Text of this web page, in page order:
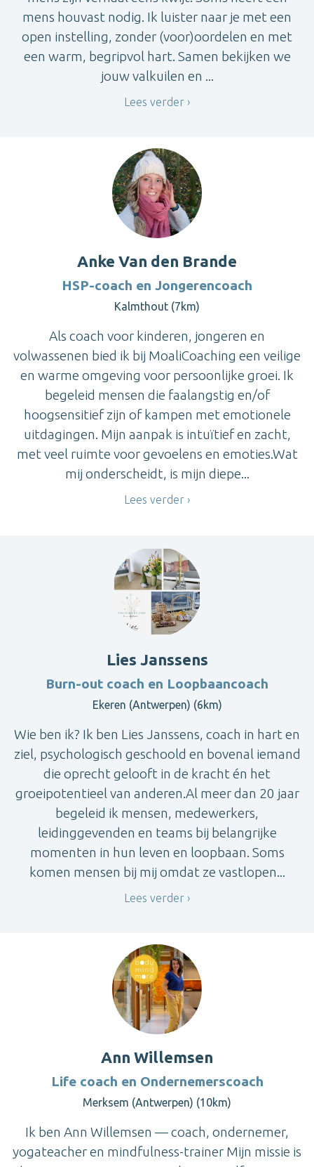
mens houvast nodig. Ik luister naar je met een
open instelling, zonder (voor)oordelen en met
een warm, begripvol hart. Samen bekijken we
jouw valkuilen en ...
Lees verder
Anke Van den Brande
HSP-coach en Jongerencoach
Kalmthout (7km)
Als coach voor kinderen, jongeren en
volwassenen bied ik bij MoaliCoaching een veilige
en warme omgeving voor persoonlijke groei. Ik
begeleid mensen die faalangstig en/of
hoogsensitief zijn of kampen met emotionele
uitdagingen. Mijn aanpak is intuïtief en zacht,
met veel ruimte voor gevoelens en emoties.Wat
mij onderscheidt, is mijn diepe...
Lees verder
Lies Janssens
Burn-out coach en Loopbaancoach
Ekeren (Antwerpen) (6km)
Wie ben ik? Ik ben Lies Janssens, coach in hart en
ziel, psychologisch geschoold en bovenal iemand
die oprecht gelooft in de kracht én het
groeipotentieel van anderen.Al meer dan 20 jaar
begeleid ik mensen, medewerkers,
leidinggevenden en teams bij belangrijke
momenten in hun leven en loopbaan. Soms
komen mensen bij mij omdat ze vastlopen...
Lees verder
Ann Willemsen
Life coach en Ondernemerscoach
Merksem (Antwerpen) (10km)
Ik ben Ann Willemsen — coach, ondernemer,
yogateacher en mindfulness-trainer Mijn missie is